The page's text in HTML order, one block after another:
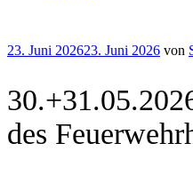
Veröffentlicht
23. Juni 202623. Juni 2026 von
des